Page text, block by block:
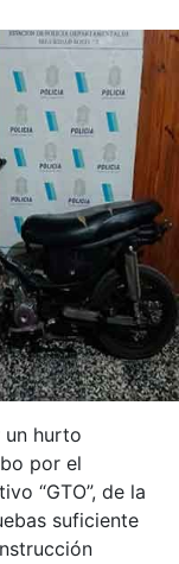
un hurto
por el
“GTO”, de la
suficiente